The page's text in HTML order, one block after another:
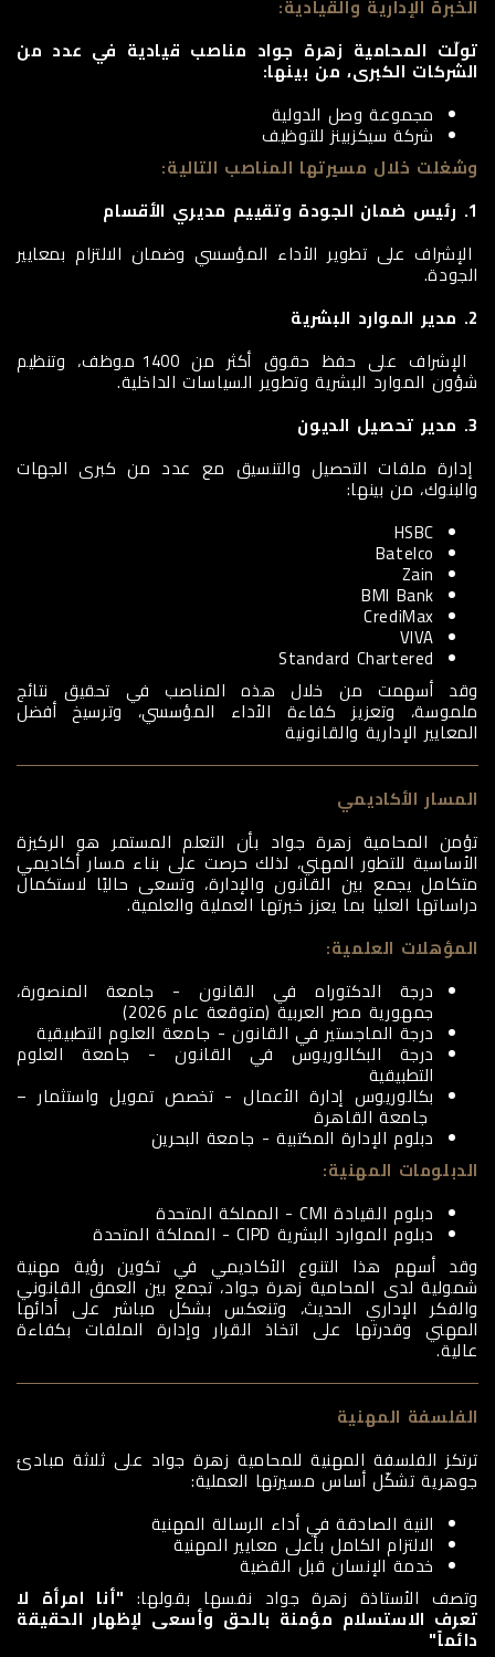
الخبرة الإدارية والقيادية:
تولّت المحامية زهرة جواد مناصب قيادية في عدد من
الشركات الكبرى، من بينها:
مجموعة وصل الدولية
شركة سيكزبينز للتوظيف
وشغلت خلال مسيرتها المناصب التالية:
1. رئيس ضمان الجودة وتقييم مديري الأقسام
الإشراف على تطوير الأداء المؤسسي وضمان الالتزام بمعايير
الجودة.
2. مدير الموارد البشرية
الإشراف على حفظ حقوق أكثر من 1400 موظف، وتنظيم
شؤون الموارد البشرية وتطوير السياسات الداخلية.
3. مدير تحصيل الديون
إدارة ملفات التحصيل والتنسيق مع عدد من كبرى الجهات
والبنوك، من بينها:
HSBC
Batelco
Zain
BMI Bank
CrediMax
VIVA
Standard Chartered
وقد أسهمت من خلال هذه المناصب في تحقيق نتائج
ملموسة، وتعزيز كفاءة الأداء المؤسسي، وترسيخ أفضل
المعايير الإدارية والقانونية
المسار الأكاديمي
تؤمن المحامية زهرة جواد بأن التعلم المستمر هو الركيزة
الأساسية للتطور المهني، لذلك حرصت على بناء مسار أكاديمي
متكامل يجمع بين القانون والإدارة، وتسعى حاليًا لاستكمال
دراساتها العليا بما يعزز خبرتها العملية والعلمية.
المؤهلات العلمية:
درجة الدكتوراه في القانون - جامعة المنصورة،
جمهورية مصر العربية (متوقعة عام 2026)
درجة الماجستير في القانون - جامعة العلوم التطبيقية
درجة البكالوريوس في القانون - جامعة العلوم
التطبيقية
بكالوريوس إدارة الأعمال - تخصص تمويل واستثمار –
جامعة القاهرة
دبلوم الإدارة المكتبية - جامعة البحرين
الدبلومات المهنية:
دبلوم القيادة CMI - المملكة المتحدة
دبلوم الموارد البشرية CIPD - المملكة المتحدة
وقد أسهم هذا التنوع الأكاديمي في تكوين رؤية مهنية
شمولية لدى المحامية زهرة جواد، تجمع بين العمق القانوني
والفكر الإداري الحديث، وتنعكس بشكل مباشر على أدائها
المهني وقدرتها على اتخاذ القرار وإدارة الملفات بكفاءة
عالية.
الفلسفة المهنية
ترتكز الفلسفة المهنية للمحامية زهرة جواد على ثلاثة مبادئ
جوهرية تشكّل أساس مسيرتها العملية:
النية الصادقة في أداء الرسالة المهنية
الالتزام الكامل بأعلى معايير المهنية
خدمة الإنسان قبل القضية
وتصف الأستاذة زهرة جواد نفسها بقولها: "أنا امرأة لا
تعرف الاستسلام مؤمنة بالحق وأسعى لإظهار الحقيقة
دائماً"